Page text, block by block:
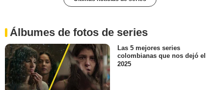
Álbumes de fotos de series
Las 5 mejores series
colombianas que nos dejó el
2025